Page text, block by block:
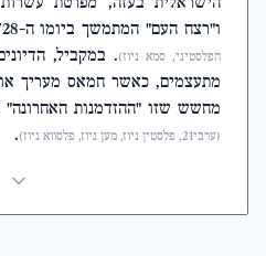
ו"רצח העם" המתמשך ביומו ה-728
הפלסטיני, סמא ניוז). במקביל,
מתעצמים, כאשר חמאס מעריך
מחשש שזו "ההזדמנות האחרונה"
(ערבי21, פלסטין ניוז, מען ניוז, פלסווא ניוז) .